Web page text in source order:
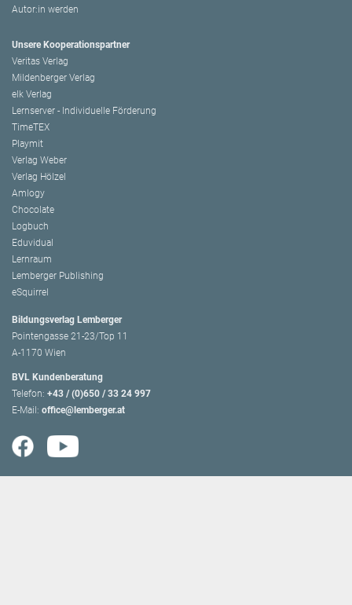
Autor:in werden
Unsere Kooperationspartner
Veritas Verlag
Mildenberger Verlag
elk Verlag
Lernserver - Individuelle Förderung
TimeTEX
Playmit
Verlag Weber
Verlag Hölzel
Amlogy
Chocolate
Logbuch
Eduvidual
Lernraum
Lemberger Publishing
eSquirrel
Bildungsverlag Lemberger
Pointengasse 21-23/Top 11
A-1170 Wien
BVL Kundenberatung
Telefon: +43 / (0)650 / 33 24 997
E-Mail: office@lemberger.at